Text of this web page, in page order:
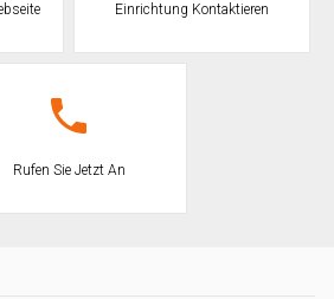
Vetulonia und Pitigliano.
auch die zahlreichen mittelalterlichen
der Berg mit den Tälern am Fuße des
sind in der Nähe: Siena (70 km),
Einrichtung Kontaktieren
Rufen Sie Jetzt An